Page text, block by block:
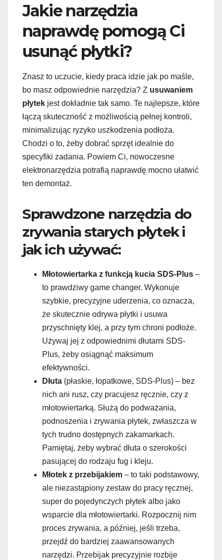
Jakie narzędzia
naprawdę pomogą Ci
usunąć płytki?
Znasz to uczucie, kiedy praca idzie jak po maśle,
bo masz odpowiednie narzędzia? Z usuwaniem
płytek jest dokładnie tak samo. Te najlepsze, które
łączą skuteczność z możliwością pełnej kontroli,
minimalizując ryzyko uszkodzenia podłoża.
Chodzi o to, żeby dobrać sprzęt idealnie do
specyfiki zadania. Powiem Ci, nowoczesne
elektronarzędzia potrafią naprawdę mocno ułatwić
ten demontaż.
Sprawdzone narzędzia do
zrywania starych płytek i
jak ich używać:
Młotowiertarka z funkcją kucia SDS-Plus –
to prawdziwy game changer. Wykonuje
szybkie, precyzyjne uderzenia, co oznacza,
że skutecznie odrywa płytki i usuwa
przyschnięty klej, a przy tym chroni podłoże.
Używaj jej z odpowiednimi dłutami SDS-
Plus, żeby osiągnąć maksimum
efektywności.
Dłuta (płaskie, łopatkowe, SDS-Plus) – bez
nich ani rusz, czy pracujesz ręcznie, czy z
młotowiertarką. Służą do podważania,
podnoszenia i zrywania płytek, zwłaszcza w
tych trudno dostępnych zakamarkach.
Pamiętaj, żeby wybrać dłuta o szerokości
pasującej do rodzaju fug i kleju.
Młotek z przebijakiem – to taki podstawowy,
ale niezastąpiony zestaw do pracy ręcznej,
super do pojedynczych płytek albo jako
wsparcie dla młotowiertarki. Rozpocznij nim
proces zrywania, a później, jeśli trzeba,
przejdź do bardziej zaawansowanych
narzędzi. Przebijak precyzyjnie rozbije